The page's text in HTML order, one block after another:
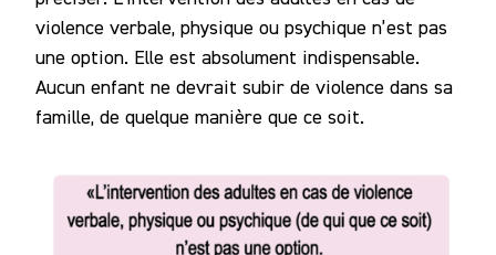
violence verbale, physique ou psychique n’est pas
une option. Elle est absolument indispensable.
Aucun enfant ne devrait subir de violence dans sa
famille, de quelque manière que ce soit.